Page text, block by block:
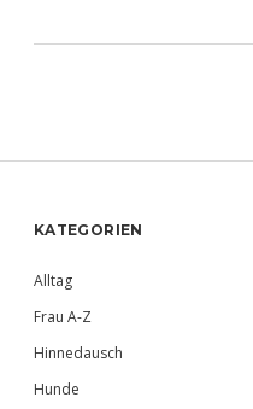
Sidebar
KATEGORIEN
Alltag
Frau A-Z
Hinnedausch
Hunde